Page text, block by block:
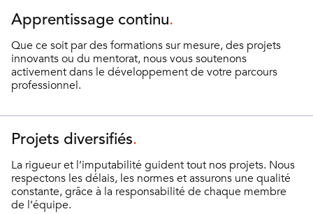
Apprentissage continu
Que ce soit par des formations sur mesure, des projets
innovants ou du mentorat, nous vous soutenons
activement dans le développement de votre parcours
professionnel.
Projets diversifiés
La rigueur et l’imputabilité guident tout nos projets. Nous
respectons les délais, les normes et assurons une qualité
constante, grâce à la responsabilité de chaque membre
de l’équipe.